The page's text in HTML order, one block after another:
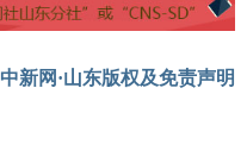
中新网·山东版权及免责声明